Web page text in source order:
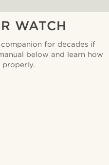
WATCH
for decades if
below and learn how